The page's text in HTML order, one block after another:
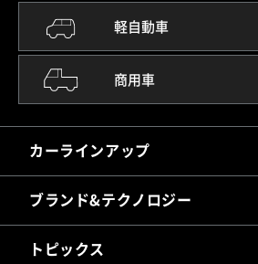
カーラインアップ
軽自動車
商用車
ブランド&テクノロジー
トピックス